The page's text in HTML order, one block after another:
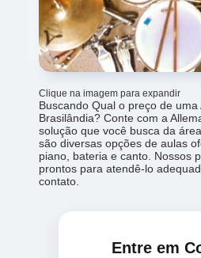
Clique na imagem para expandir
Buscando Qual o preço de
Brasilândia? Conte com a
solução que você busca da
são diversas opções de aulas
piano, bateria e canto. Nossos
prontos para atendê-lo
contato.
Entre em